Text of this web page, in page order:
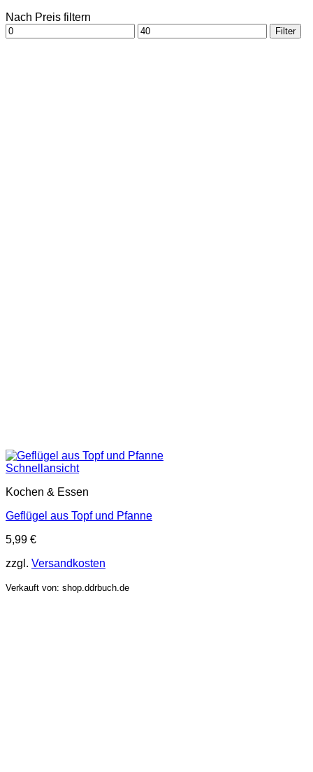
Nach Preis filtern
Min.
Preis
Max.
Preis
Filter
Schnellansicht
Kochen & Essen
Geflügel aus Topf und Pfanne
5,99 €
zzgl. Versandkosten
Verkauft von: shop.ddrbuch.de